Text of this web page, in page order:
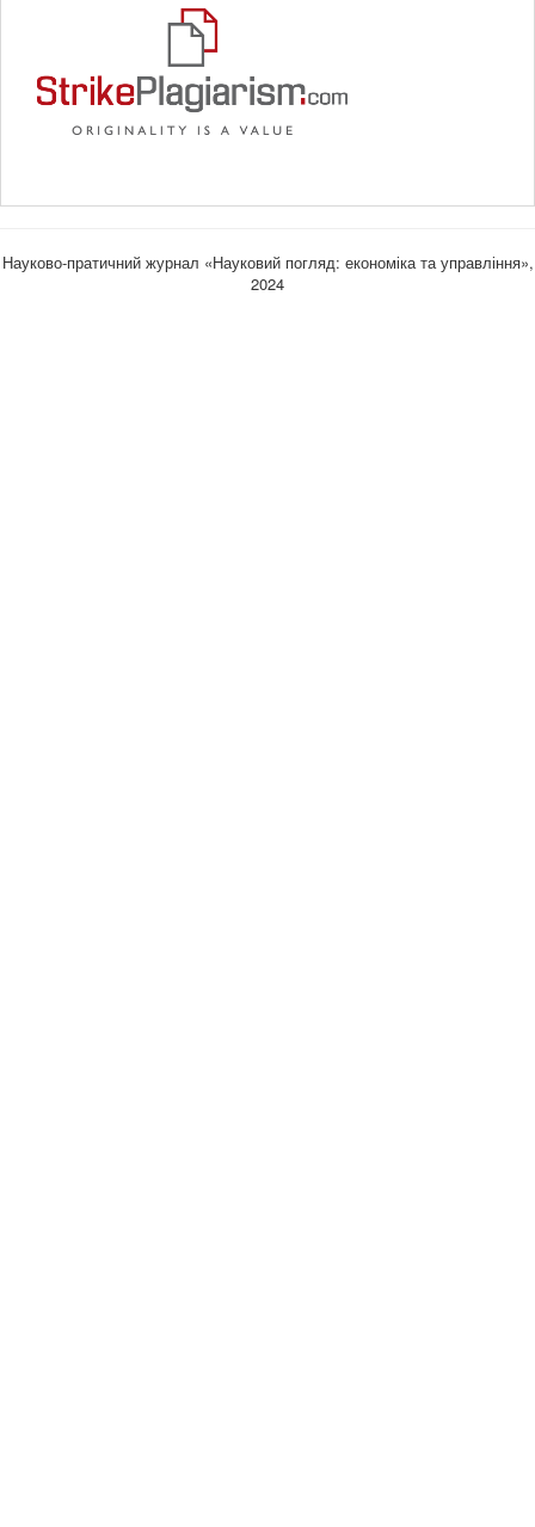
Науково-пратичний журнал «Науковий погляд: економіка та управління»,
2024